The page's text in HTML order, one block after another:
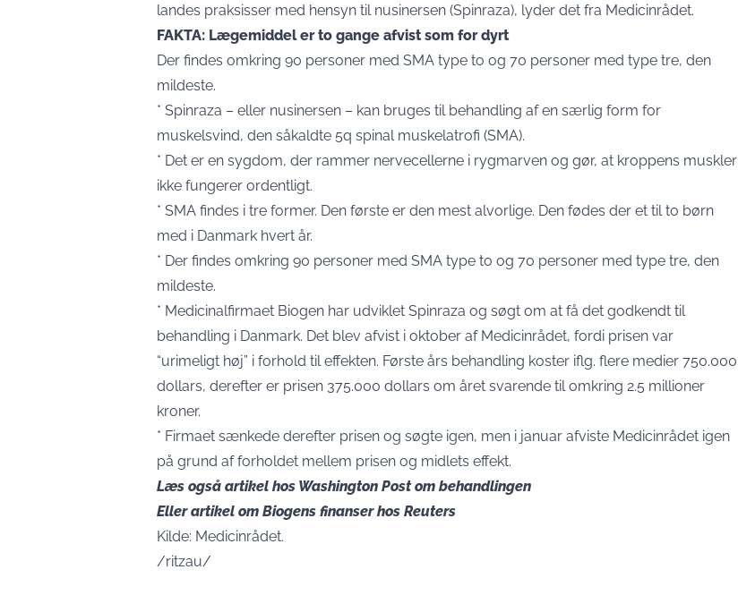
landes praksisser med hensyn til nusinersen (Spinraza), lyder det fra Medicinrådet.
FAKTA: Lægemiddel er to gange afvist som for dyrt
Der findes omkring 90 personer med SMA type to og 70 personer med type tre, den
mildeste.
* Spinraza – eller nusinersen – kan bruges til behandling af en særlig form for
muskelsvind, den såkaldte 5q spinal muskelatrofi (SMA).
* Det er en sygdom, der rammer nervecellerne i rygmarven og gør, at kroppens muskler
ikke fungerer ordentligt.
* SMA findes i tre former. Den første er den mest alvorlige. Den fødes der et til to børn
med i Danmark hvert år.
* Der findes omkring 90 personer med SMA type to og 70 personer med type tre, den
mildeste.
* Medicinalfirmaet Biogen har udviklet Spinraza og søgt om at få det godkendt til
behandling i Danmark. Det blev afvist i oktober af Medicinrådet, fordi prisen var
“urimeligt høj” i forhold til effekten. Første års behandling koster iflg. flere medier 750.000
dollars, derefter er prisen 375.000 dollars om året svarende til omkring 2.5 millioner
kroner.
* Firmaet sænkede derefter prisen og søgte igen, men i januar afviste Medicinrådet igen
på grund af forholdet mellem prisen og midlets effekt.
Læs også artikel hos Washington Post om behandlingen
Eller artikel om Biogens finanserhos Reuters
Kilde: Medicinrådet.
/ritzau/